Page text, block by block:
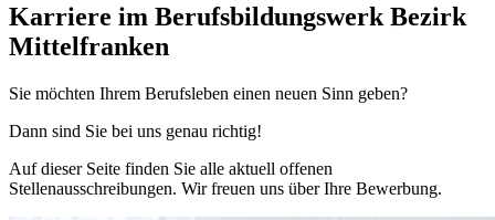
Karriere im Berufsbildungswerk Bezirk
Mittelfranken
Sie möchten Ihrem Berufsleben einen neuen Sinn geben?
Dann sind Sie bei uns genau richtig!
Auf dieser Seite finden Sie alle aktuell offenen
Stellenausschreibungen. Wir freuen uns über Ihre Bewerbung.